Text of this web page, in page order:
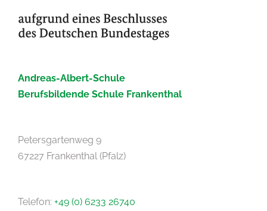
Andreas-Albert-Schule
Berufsbildende Schule Frankenthal
Petersgartenweg 9
67227 Frankenthal (Pfalz)
Telefon: +49 (0) 6233 26740